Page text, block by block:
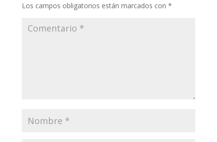
Los campos obligatorios están marcados con *